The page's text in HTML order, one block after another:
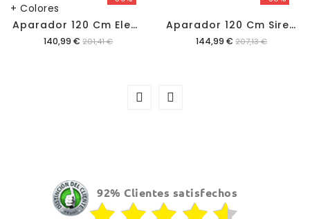
+ Colores
A
Parador 120 Cm Eleanor
Precio
140,99 € 201,41 €
A
Parador 120 Cm Sirena
Precio
144,99 € 207,13 €
92% Clientes satisfechos